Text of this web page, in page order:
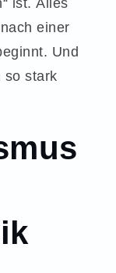
einer
Und
so stark